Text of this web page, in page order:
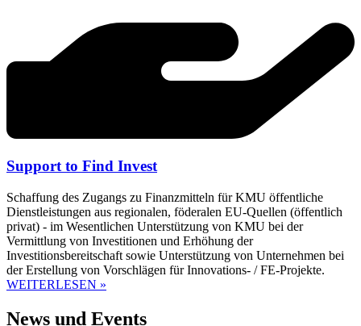
Support to Find Invest
Schaffung des Zugangs zu Finanzmitteln für KMU öffentliche
Dienstleistungen aus regionalen, föderalen EU-Quellen (öffentlich
privat) - im Wesentlichen Unterstützung von KMU bei der
Vermittlung von Investitionen und Erhöhung der
Investitionsbereitschaft sowie Unterstützung von Unternehmen bei
der Erstellung von Vorschlägen für Innovations- / FE-Projekte.
WEITERLESEN »
News und Events